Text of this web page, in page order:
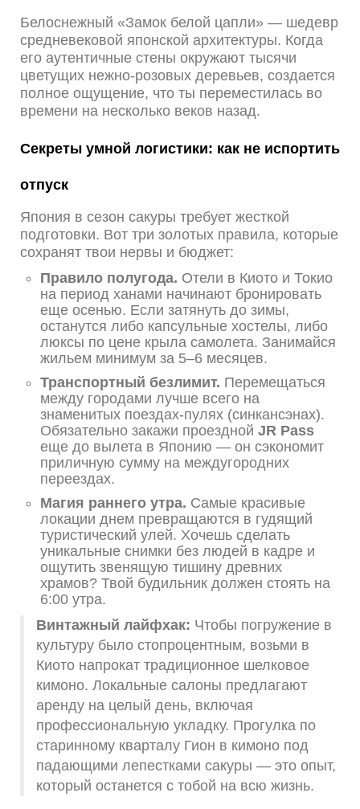
Белоснежный «Замок белой цапли» — шедевр
средневековой японской архитектуры. Когда
его аутентичные стены окружают тысячи
цветущих нежно-розовых деревьев, создается
полное ощущение, что ты переместилась во
времени на несколько веков назад.
Секреты умной логистики: как не испортить
отпуск
Япония в сезон сакуры требует жесткой
подготовки. Вот три золотых правила, которые
сохранят твои нервы и бюджет:
Правило полугода. Отели в Киото и Токио
на период ханами начинают бронировать
еще осенью. Если затянуть до зимы,
останутся либо капсульные хостелы, либо
люксы по цене крыла самолета. Занимайся
жильем минимум за 5–6 месяцев.
Транспортный безлимит. Перемещаться
между городами лучше всего на
знаменитых поездах-пулях (синкансэнах).
Обязательно закажи проездной JR Pass
еще до вылета в Японию — он сэкономит
приличную сумму на междугородних
переездах.
Магия раннего утра. Самые красивые
локации днем превращаются в гудящий
туристический улей. Хочешь сделать
уникальные снимки без людей в кадре и
ощутить звенящую тишину древних
храмов? Твой будильник должен стоять на
6:00 утра.
Винтажный лайфхак: Чтобы погружение в
культуру было стопроцентным, возьми в
Киото напрокат традиционное шелковое
кимоно. Локальные салоны предлагают
аренду на целый день, включая
профессиональную укладку. Прогулка по
старинному кварталу Гион в кимоно под
падающими лепестками сакуры — это опыт,
который останется с тобой на всю жизнь.